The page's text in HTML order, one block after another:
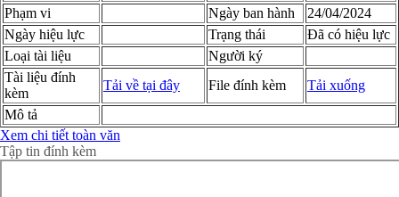
Phạm vi
Ngày ban hành
24/04/2024
Ngày hiệu lực
Trạng thái
Đã có hiệu lực
Loại tài liệu
Người ký
Tài liệu đính
kèm
Tải về tại đây File đính kèm
Tải xuống
Mô tả
Xem chi tiết toàn văn
Tập tin đính kèm